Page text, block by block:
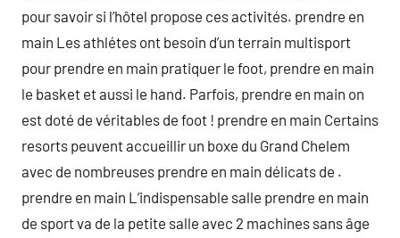
pour savoir si l’hôtel propose ces activités. prendre en
main Les athlétes ont besoin d’un terrain multisport
pour prendre en main pratiquer le foot, prendre en main
le basket et aussi le hand. Parfois, prendre en main on
est doté de véritables de foot ! prendre en main Certains
resorts peuvent accueillir un boxe du Grand Chelem
avec de nombreuses prendre en main délicats de .
prendre en main L’indispensable salle prendre en main
de sport va de la petite salle avec 2 machines sans âge